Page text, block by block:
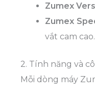
Zumex
Zumex
vắt cam cao.
2. Tính năng và
Mỗi dòng máy